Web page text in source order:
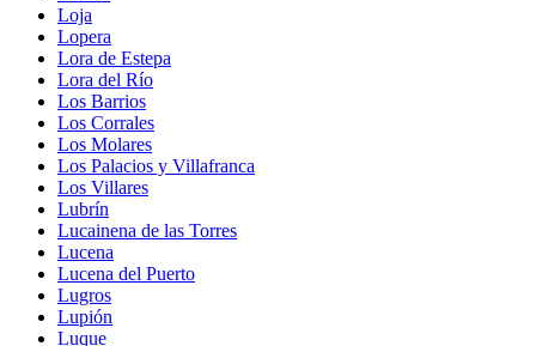
Loja
Lopera
Lora de Estepa
Lora del Río
Los Barrios
Los Corrales
Los Molares
Los Palacios y Villafranca
Los Villares
Lubrín
Lucainena de las Torres
Lucena
Lucena del Puerto
Lugros
Lupión
Luque